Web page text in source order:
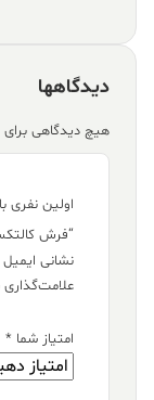
دیدگاهها
هیچ دیدگاهی
اولین نفری
“فرش کالتکس ۱۲۰۰ شانه طرح طراوت
نشانی
امتیاز شما *